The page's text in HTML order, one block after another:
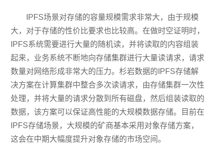
IPFS场景对存储的容量规模需求非常大，由于规模
大，对于存储的性价比要求也比较高。在做时空证明时，
IPFS系统需要进行大量的随机读，并将读取的内容组装
起来，业务系统不断地向存储集群进行大量读请求，请求
数量对网络形成非常大的压力。杉岩数据的IPFS存储解
决方案在计算集群中整合多次读请求，由存储集群一次性
处理，并将大量的请求分散到所有磁盘，然后组装读取的
数据，该方案可以保证高性能的大规模数据存储。目前在
IPFS存储场景，大规模的矿商基本采用对象存储方案，
这会在中期大幅度提升对象存储的市场空间。